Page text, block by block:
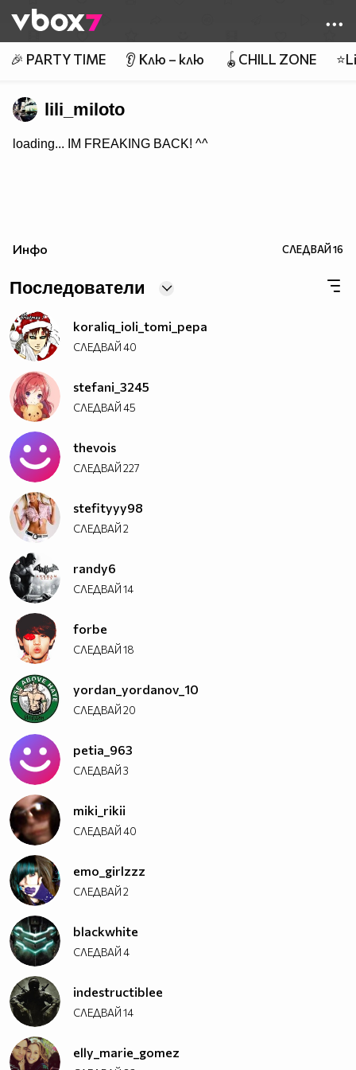
👾
🎉 PARTY TIME 👂 Клю – клю 🪀CHILL ZONE
lili_miloto
loading... IM FREAKING BACK! ^^
Инфо СЛЕДВАЙ16
Последователи
koraliq_ioli_tomi_pepa
СЛЕДВАЙ40
stefani_3245
СЛЕДВАЙ45
thevois
СЛЕДВАЙ227
stefityyy98
СЛЕДВАЙ2
randy6
СЛЕДВАЙ14
forbe
СЛЕДВАЙ18
yordan_yordanov_10
СЛЕДВАЙ20
petia_963
СЛЕДВАЙ3
miki_rikii
СЛЕДВАЙ40
emo_girlzzz
СЛЕДВАЙ2
blackwhite
СЛЕДВАЙ4
indestructiblee
СЛЕДВАЙ14
elly_marie_gomez